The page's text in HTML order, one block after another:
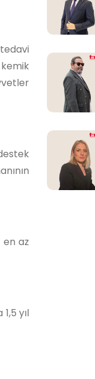
az
yıl